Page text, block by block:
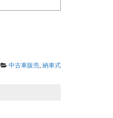
中古車販売 納車式